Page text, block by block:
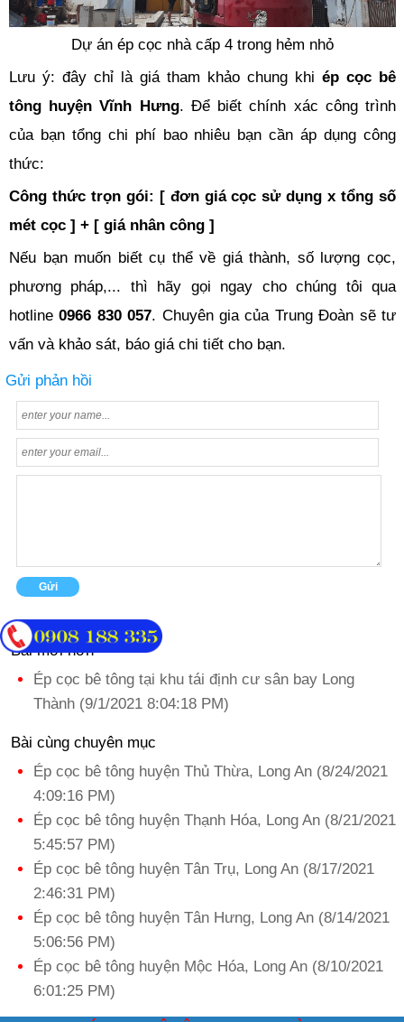
Dự án ép cọc nhà cấp 4 trong hẻm nhỏ
Lưu ý: đây chỉ là giá tham khảo chung khi ép cọc bê
tông huyện Vĩnh Hưng. Để biết chính xác công trình
của bạn tổng chi phí bao nhiêu bạn cần áp dụng công
thức:
Công thức trọn gói: [ đơn giá cọc sử dụng x tổng số
mét cọc ] + [ giá nhân công ]
Nếu bạn muốn biết cụ thể về giá thành, số lượng cọc,
phương pháp,... thì hãy gọi ngay cho chúng tôi qua
hotline0966 830 057. Chuyên gia của Trung Đoàn sẽ tư
vấn và khảo sát, báo giá chi tiết cho bạn.
Gửi phản hồi
Bài mới hơn
Ép cọc bê tông tại khu tái định cư sân bay Long
Thành (9/1/2021 8:04:18 PM)
Bài cùng chuyên mục
Ép cọc bê tông huyện Thủ Thừa, Long An (8/24/2021
4:09:16 PM)
Ép cọc bê tông huyện Thạnh Hóa, Long An (8/21/2021
5:45:57 PM)
Ép cọc bê tông huyện Tân Trụ, Long An (8/17/2021
2:46:31 PM)
Ép cọc bê tông huyện Tân Hưng, Long An (8/14/2021
5:06:56 PM)
Ép cọc bê tông huyện Mộc Hóa, Long An (8/10/2021
6:01:25 PM)